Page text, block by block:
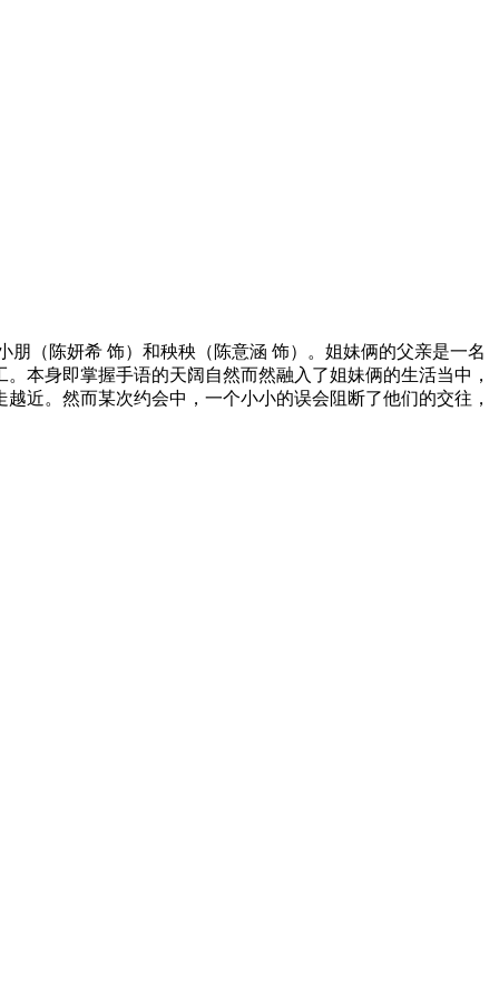
陈妍希 饰）和秧秧（陈意涵 饰）。姐妹俩的父亲是一名
本身即掌握手语的天阔自然而然融入了姐妹俩的生活当中，
近。然而某次约会中，一个小小的误会阻断了他们的交往，